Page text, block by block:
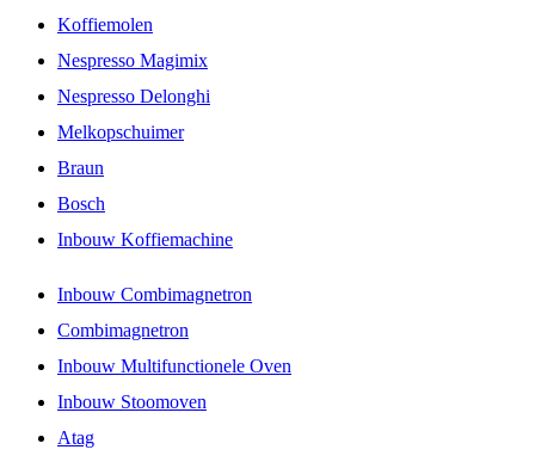
Koffiemolen
Nespresso Magimix
Nespresso Delonghi
Melkopschuimer
Braun
Bosch
Inbouw Koffiemachine
Inbouw Combimagnetron
Combimagnetron
Inbouw Multifunctionele Oven
Inbouw Stoomoven
Atag